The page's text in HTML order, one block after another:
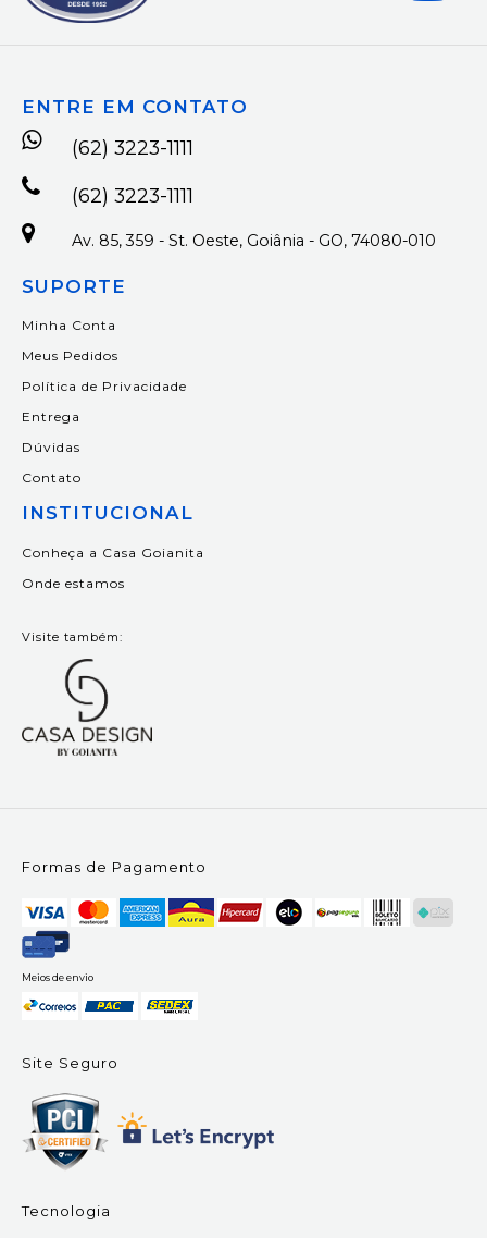
ENTRE EM CONTATO
(62) 3223-1111
(62) 3223-1111
Av. 85, 359 - St. Oeste, Goiânia - GO, 74080-010
SUPORTE
Minha Conta
Meus Pedidos
Política de Privacidade
Entrega
Dúvidas
Contato
INSTITUCIONAL
Conheça a Casa Goianita
Onde estamos
Visite também:
Formas de Pagamento
Meios de envio
Site Seguro
Tecnologia